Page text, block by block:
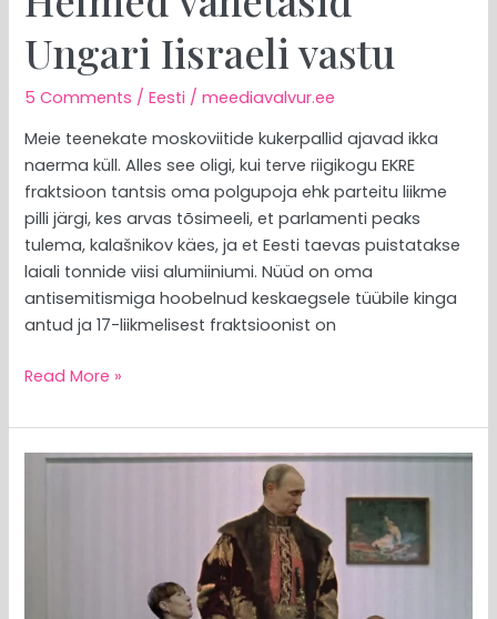
Ungari Iisraeli vastu
5 Comments /Eesti /meediavalvur.ee
Meie teenekate moskoviitide kukerpallid ajavad ikka
naerma küll. Alles see oligi, kui terve riigikogu EKRE
fraktsioon tantsis oma polgupoja ehk parteitu liikme
pilli järgi, kes arvas tõsimeeli, et parlamenti peaks
tulema, kalašnikov käes, ja et Eesti taevas puistatakse
laiali tonnide viisi alumiiniumi. Nüüd on oma
antisemitismiga hoobelnud keskaegsele tüübile kinga
antud ja 17-liikmelisest fraktsioonist on
Read More »
MEEDIAVALVUR: